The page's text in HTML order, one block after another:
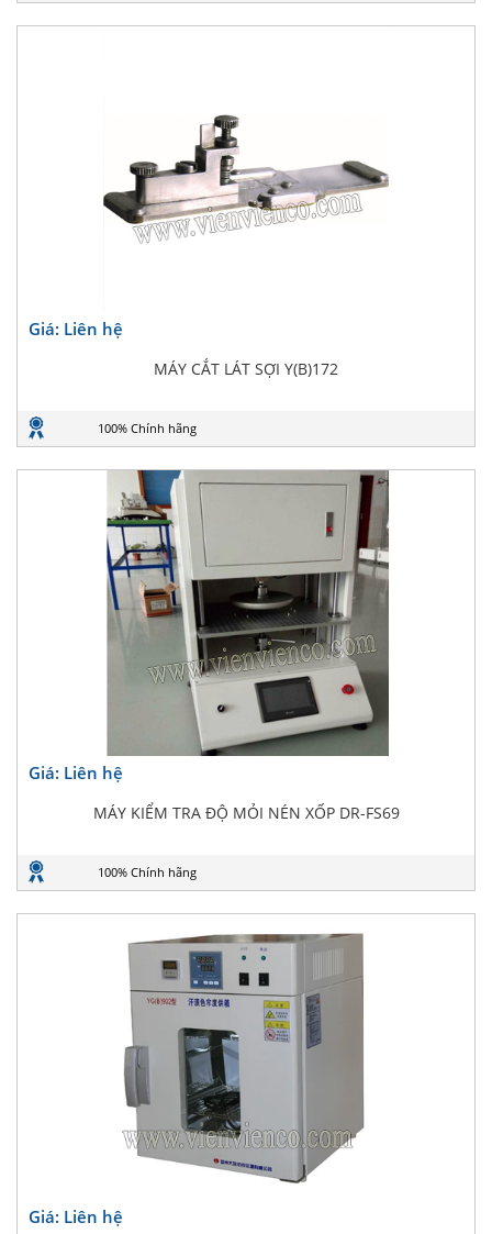
Giá: Liên hệ
MÁY CẮT LÁT SỢI Y(B)172
100% Chính hãng
Giá: Liên hệ
MÁY KIỂM TRA ĐỘ MỎI NÉN XỐP DR-FS69
100% Chính hãng
Giá: Liên hệ